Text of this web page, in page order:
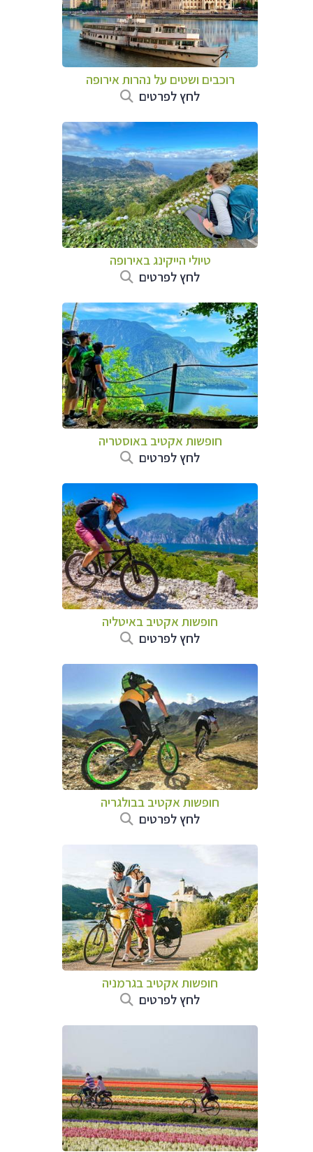
רוכבים ושטים על נהרות אירופה
לחץ לפרטים
טיולי הייקינג באירופה
לחץ לפרטים
חופשות אקטיב באוסטריה
לחץ לפרטים
חופשות אקטיב באיטליה
לחץ לפרטים
חופשות אקטיב בבולגריה
לחץ לפרטים
חופשות אקטיב בגרמניה
לחץ לפרטים